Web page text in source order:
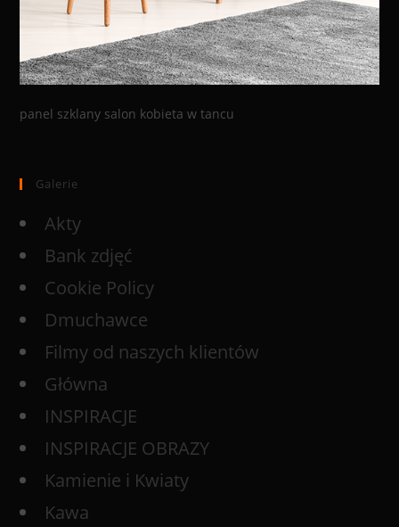
panel szklany salon kobieta w tancu
Galerie
Akty
Bank zdjęć
Cookie Policy
Dmuchawce
Filmy od naszych klientów
Główna
INSPIRACJE
INSPIRACJE OBRAZY
Kamienie i Kwiaty
Kawa